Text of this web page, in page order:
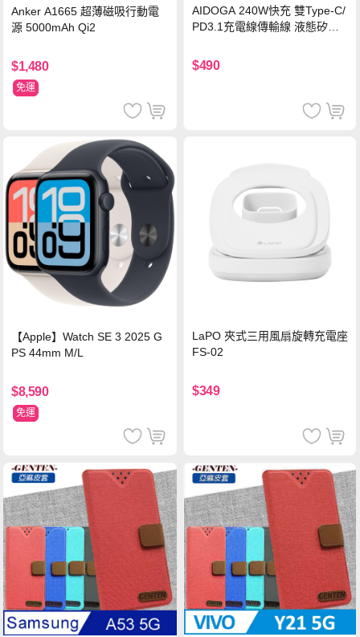
Anker A1665 超薄磁吸行動電
源 5000mAh Qi2
$1,480
免運
AIDOGA 240W快充 雙Type-C/
PD3.1充電線傳輸線 液態矽膠
機/平板/筆電
$490
【Apple】Watch SE 3 2025 G
PS 44mm M/L
$8,590
免運
LaPO 夾式三用風扇旋轉充電座
FS-02
$349